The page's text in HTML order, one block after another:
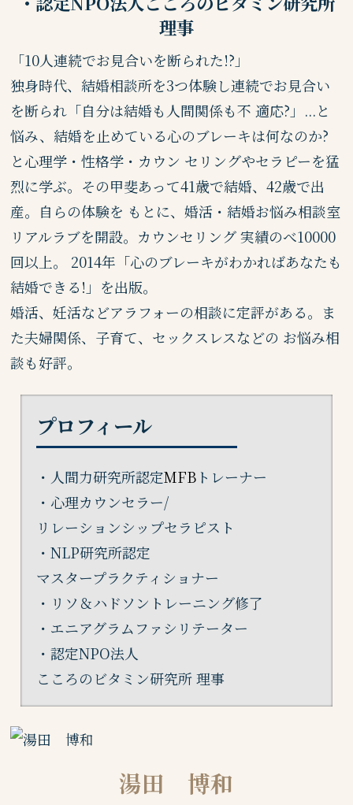
理事
「10人連続でお見合いを断られた!?」
独身時代、結婚相談所を3つ体験し連続でお見合い
を断られ「自分は結婚も人間関係も不 適応?」...と
悩み、結婚を止めている心のブレーキは何なのか?
と心理学・性格学・カウン セリングやセラピーを猛
烈に学ぶ。その甲斐あって41歳で結婚、42歳で出
産。自らの体験を もとに、婚活・結婚お悩み相談室
リアルラブを開設。カウンセリング 実績のべ10000
回以上。 2014年「心のブレーキがわかればあなたも
結婚できる!」を出版。
婚活、妊活などアラフォーの相談に定評がある。ま
た夫婦関係、子育て、セックスレスなどの お悩み相
談も好評。
プロフィール
・人間力研究所認定MFBトレーナー
・心理カウンセラー/
リレーションシップセラピスト
・NLP研究所認定
マスタープラクティショナー
・リソ＆ハドソン トレーニング修了
・エニアグラムファシリテーター
・認定NPO法人
こころのビタミン研究所 理事
湯田 博和